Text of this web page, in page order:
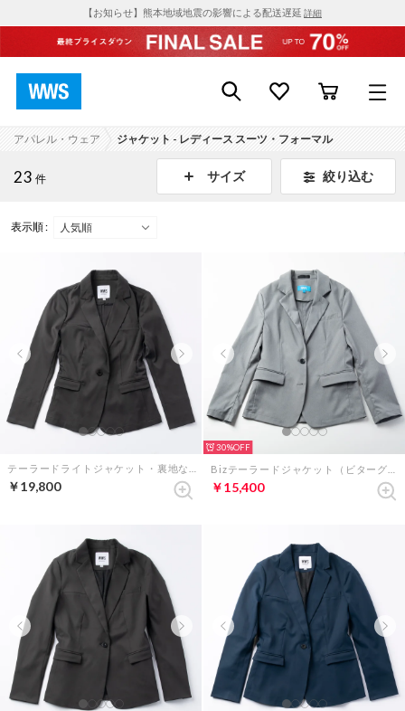
【お知らせ】熊本地域地震の影響による配送遅延 詳細
アパレル・ウェア ジャケット - レディース スーツ・フォーマル
23 件 サイズ 絞り込む
表示順 :
￥19,800
30%
￥15,400